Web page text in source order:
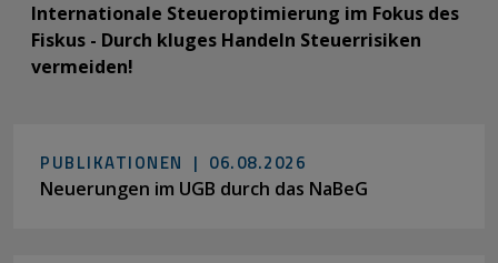
Internationale Steueroptimierung im Fokus des
Fiskus - Durch kluges Handeln Steuerrisiken
vermeiden!
PUBLIKATIONEN | 06.08.2026
Neuerungen im UGB durch das NaBeG